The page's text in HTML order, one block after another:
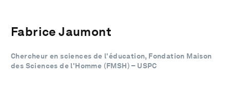
Fabrice Jaumont
Chercheur en sciences de l'éducation, Fondation Maison
des Sciences de l'Homme (FMSH) – USPC